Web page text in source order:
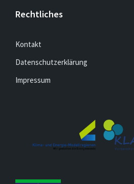
Rechtliches
Kontakt
Datenschutzerklärung
Impressum